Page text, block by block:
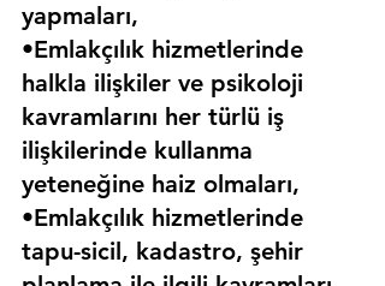
yapmaları,
•Emlakçılık hizmetlerinde
halkla ilişkiler ve psikoloji
kavramlarını her türlü iş
ilişkilerinde kullanma
yeteneğine haiz olmaları,
•Emlakçılık hizmetlerinde
tapu-sicil, kadastro, şehir